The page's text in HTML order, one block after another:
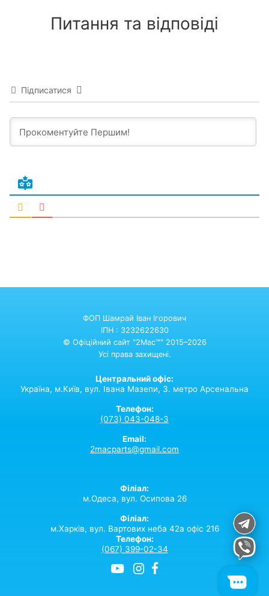
Питання та відповіді
Підписатися
ФОП Шамрай Іван Ігорович
ІПН : 3232622630
© Офіційний сайт "2Mac™" 2015–2026
Усі права захищені.
Центральний офіс:
Україна, м.Київ, вул. Івана Мазепи, 3. метро Арсенальна
Телефон:
(073) 043-048-3
Email:
2macparts@gmail.com
Філіал:
м.Одеса, вул. Осипова 26
Філіал:
м.Харків, вул. Вартових неба 42а офіс 216
Телефон:
(067) 399-02-34